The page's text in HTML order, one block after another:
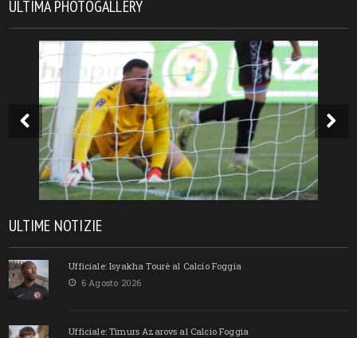
ULTIMA PHOTOGALLERY
ULTIME NOTIZIE
Ufficiale: Isyakha Tourè al Calcio Foggia
6 Agosto 2026
Ufficiale: Timurs Azarovs al Calcio Foggia